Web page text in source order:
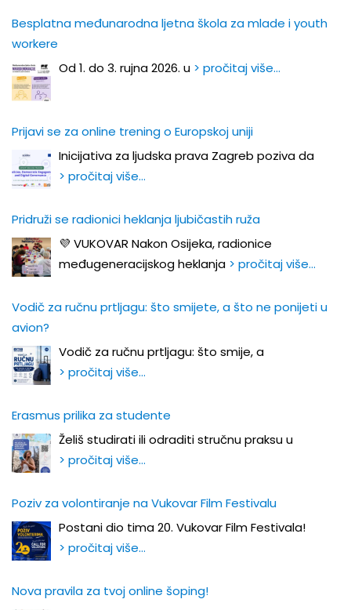
Besplatna međunarodna ljetna škola za mlade i youth
workere
Od 1. do 3. rujna 2026. u > pročitaj više…
Prijavi se za online trening o Europskoj uniji
Inicijativa za ljudska prava Zagreb poziva da
> pročitaj više…
Pridruži se radionici heklanja ljubičastih ruža
💜 VUKOVAR Nakon Osijeka, radionice
međugeneracijskog heklanja > pročitaj više…
Vodič za ručnu prtljagu: što smijete, a što ne ponijeti u
avion?
Vodič za ručnu prtljagu: što smije, a
> pročitaj više…
Erasmus prilika za studente
Želiš studirati ili odraditi stručnu praksu u
> pročitaj više…
Poziv za volontiranje na Vukovar Film Festivalu
Postani dio tima 20. Vukovar Film Festivala!
> pročitaj više…
Nova pravila za tvoj online šoping!